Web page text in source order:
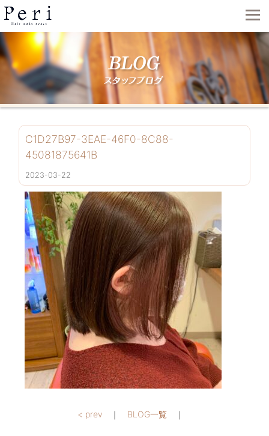
C1D27B97-3EAE-46F0-8C88-
45081875641B
2023-03-22
< prev｜ BLOG一覧｜